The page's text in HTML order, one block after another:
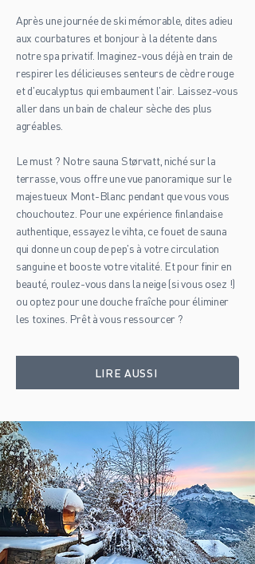
Après une journée de ski mémorable, dites adieu
aux courbatures et bonjour à la détente dans
notre spa privatif. Imaginez-vous déjà en train de
respirer les délicieuses senteurs de cèdre rouge
et d'eucalyptus qui embaument l'air. Laissez-vous
aller dans un bain de chaleur sèche des plus
agréables.
Le must ? Notre sauna Størvatt, niché sur la
terrasse, vous offre une vue panoramique sur le
majestueux Mont-Blanc pendant que vous vous
chouchoutez. Pour une expérience finlandaise
authentique, essayez le vihta, ce fouet de sauna
qui donne un coup de pep's à votre circulation
sanguine et booste votre vitalité. Et pour finir en
beauté, roulez-vous dans la neige (si vous osez !)
ou optez pour une douche fraîche pour éliminer
les toxines. Prêt à vous ressourcer ?
LIRE AUSSI